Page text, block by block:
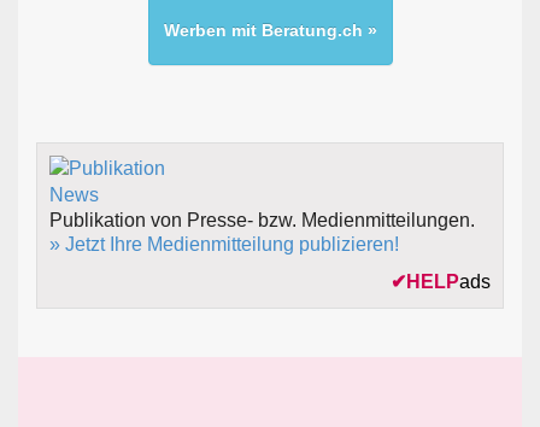
Werben mit Beratung.ch »
Publikation von Presse- bzw. Medienmitteilungen.
» Jetzt Ihre Medienmitteilung publizieren!
✔ HELPads